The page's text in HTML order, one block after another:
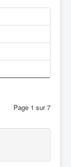
Page 1 sur 7